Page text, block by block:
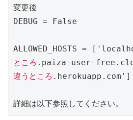
変更後
DEBUG = False
ALLOWED_HOSTS =
ところ .paiza-user-
違うところ .herokuapp.com']
詳細は以下参照してください。